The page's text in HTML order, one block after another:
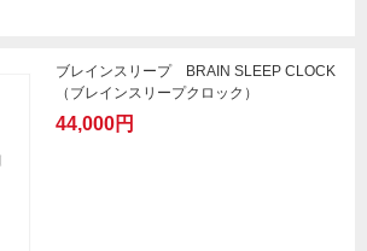
ブレインスリープ BRAIN SLEEP CLOCK
（ブレインスリープクロック）
44,000円